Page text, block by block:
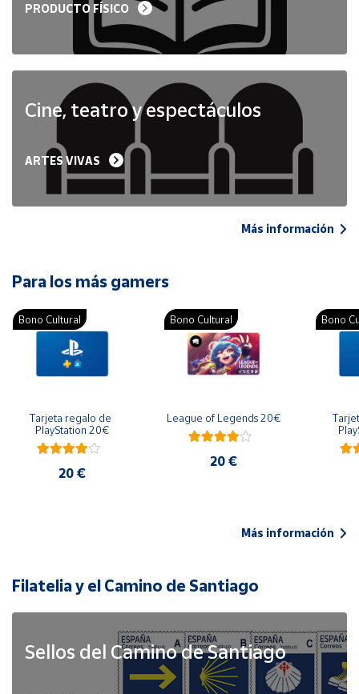
PRODUCTO FÍSICO
Cine, teatro y espectáculos
ARTES VIVAS
Más información
Para los más gamers
Bono Cultural
Tarjeta regalo de
PlayStation 20€
20 €
Bono Cultural
League of Legends 20€
20 €
Bono
Más información
Filatelia y el Camino de Santiago
Sellos del Camino de Santiago